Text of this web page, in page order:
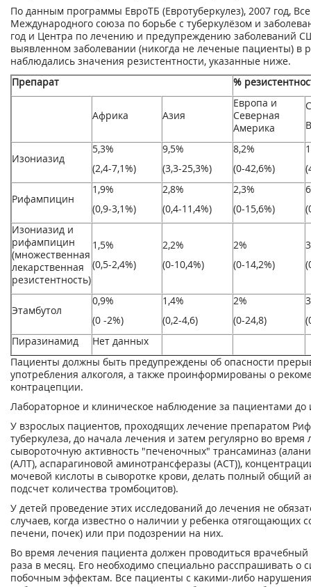
По данным программы ЕвроТБ (Евротуберкулез), 2007 год,
Международного союза по борьбе с туберкулёзом и
год и Центра по лечению и предупреждению заболеваний
выявленном заболевании (никогда не леченые пациенты) в
наблюдались значения резистентности, указанные ниже.
Препарат
%
Африка Азия
Европа и
Северная
Америка
Изониазид
5,3%
(2,4-7,1%)
9,5%
(3,3-25,3%)
8,2%
(0-42,6%)
Рифампицин
1,9%
(0,9-3,1%)
2,8%
(0,4-11,4%)
2,3%
(0-15,6%)
Изониазид и
рифампицин
(множественная
лекарственная
резистентность)
1,5%
(0,5-2,4%)
2,2%
(0-10,4%)
2%
(0-14,2%)
Этамбутол
0,9%
(0 -2%)
1,4%
(0,2-4,6)
2%
(0-24,8)
Пиразинамид
Нет данных
Пациенты должны быть предупреждены об опасности
употребления алкоголя, а также проинформированы о
контрацепции.
Лабораторное и клиническое наблюдение за пациентами
У взрослых пациентов, проходящих лечение препаратом
туберкулеза, до начала лечения и затем регулярно во время
сывороточную активность "печеночных" трансаминаз
(АЛТ), аспарагиновой аминотрансферазы (ACT)),
мочевой кислоты в сыворотке крови, делать полный общий
подсчет количества тромбоцитов).
У детей проведение этих исследований до лечения не
случаев, когда известно о наличии у ребенка отягощающих
печени, почек) или при подозрении на них.
Во время лечения пациента должен проводиться
раза в месяц. Его необходимо специально расспрашивать о
побочным эффектам. Все пациенты с какими-либо